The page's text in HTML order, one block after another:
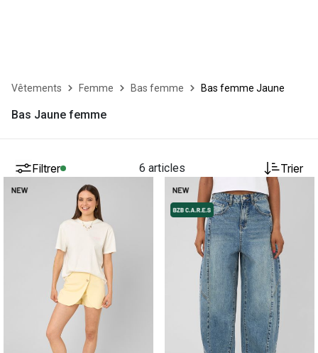
Vêtements Femme Bas femme Bas femme Jaune
Bas Jaune femme
Filtrer 6 articles Trier